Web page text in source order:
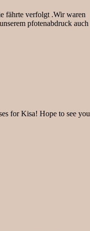
fährte verfolgt .Wir waren
pfotenabdruck auch
for Kisa! Hope to see you